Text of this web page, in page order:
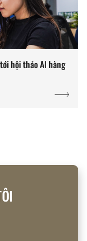
hội thảo AI hàng